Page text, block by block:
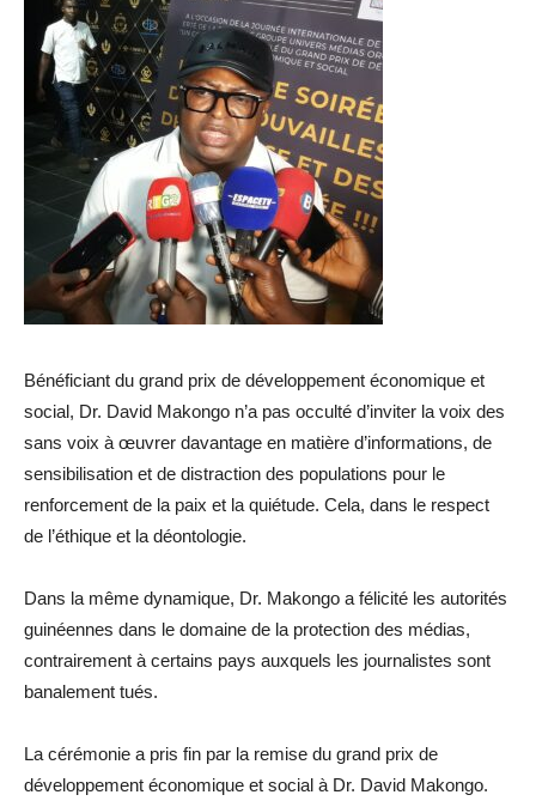
Bénéficiant du grand prix de développement économique et
social, Dr. David Makongo n’a pas occulté d’inviter la voix des
sans voix à œuvrer davantage en matière d’informations, de
sensibilisation et de distraction des populations pour le
renforcement de la paix et la quiétude. Cela, dans le respect
de l’éthique et la déontologie.
Dans la même dynamique, Dr. Makongo a félicité les autorités
guinéennes dans le domaine de la protection des médias,
contrairement à certains pays auxquels les journalistes sont
banalement tués.
La cérémonie a pris fin par la remise du grand prix de
développement économique et social à Dr. David Makongo.